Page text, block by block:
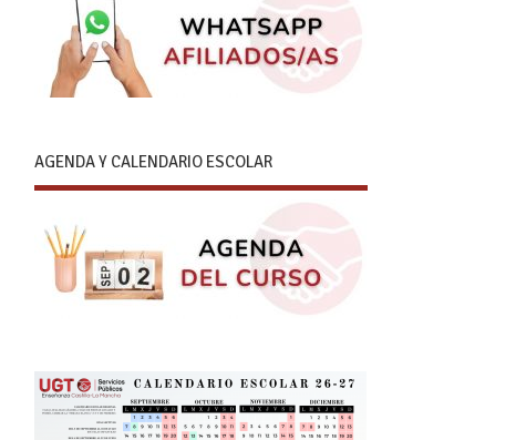
AGENDA Y CALENDARIO ESCOLAR